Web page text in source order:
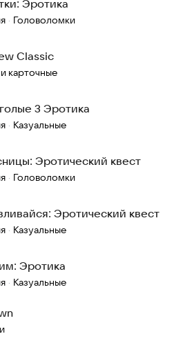
Эротика
· Головоломки
Classic
карточные
3 Эротика
· Казуальные
Эротический квест
· Головоломки
Эротический квест
· Казуальные
Эротика
· Казуальные